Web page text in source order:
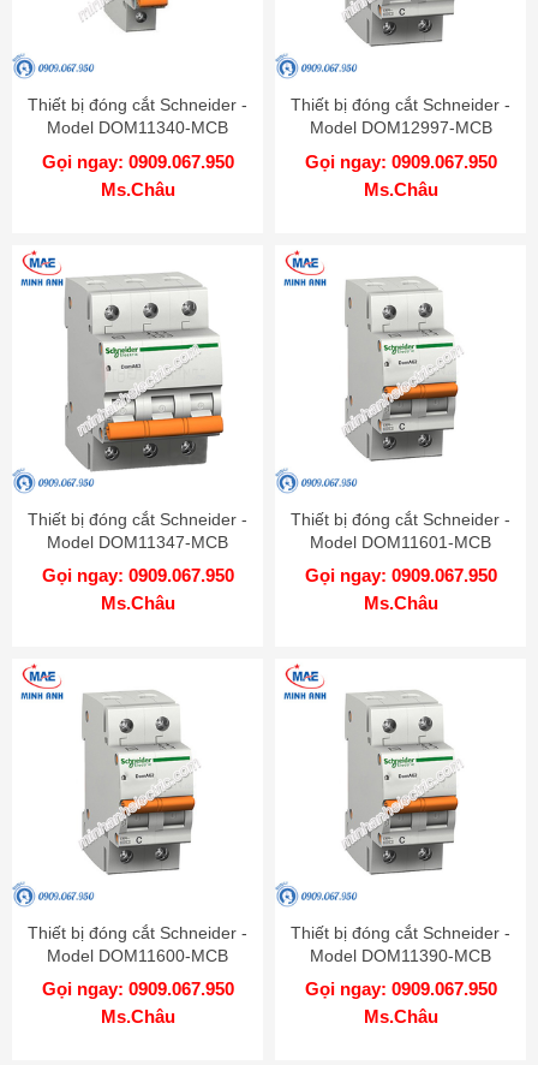
Thiết bị đóng cắt Schneider -
Model DOM11340-MCB
Gọi ngay: 0909.067.950
Ms.Châu
Thiết bị đóng cắt Schneider -
Model DOM12997-MCB
Gọi ngay: 0909.067.950
Ms.Châu
Thiết bị đóng cắt Schneider -
Model DOM11347-MCB
Gọi ngay: 0909.067.950
Ms.Châu
Thiết bị đóng cắt Schneider -
Model DOM11601-MCB
Gọi ngay: 0909.067.950
Ms.Châu
Thiết bị đóng cắt Schneider -
Model DOM11600-MCB
Gọi ngay: 0909.067.950
Ms.Châu
Thiết bị đóng cắt Schneider -
Model DOM11390-MCB
Gọi ngay: 0909.067.950
Ms.Châu